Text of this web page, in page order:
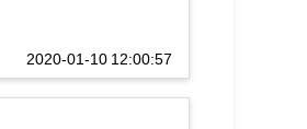
2020-01-10 12:00:57